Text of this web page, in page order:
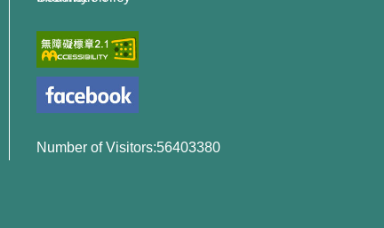
Number of Visitors:56403380